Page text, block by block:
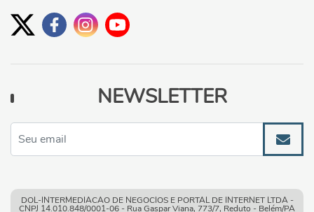
NEWSLETTER
DOL-INTERMEDIACAO DE NEGOCIOS E PORTAL DE INTERNET LTDA -
CNPJ 14.010.848/0001-06 - Rua Gaspar Viana, 773/7, Reduto - Belém/PA